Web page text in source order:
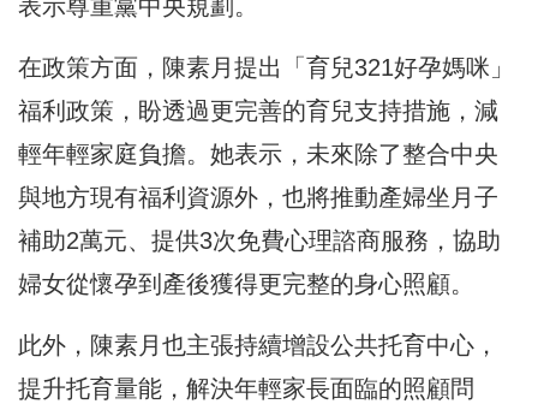
表示尊重黨中央規劃。
在政策方面，陳素月提出「育兒321好孕媽咪」
福利政策，盼透過更完善的育兒支持措施，減
輕年輕家庭負擔。她表示，未來除了整合中央
與地方現有福利資源外，也將推動產婦坐月子
補助2萬元、提供3次免費心理諮商服務，協助
婦女從懷孕到產後獲得更完整的身心照顧。
此外，陳素月也主張持續增設公共托育中心，
提升托育量能，解決年輕家長面臨的照顧問